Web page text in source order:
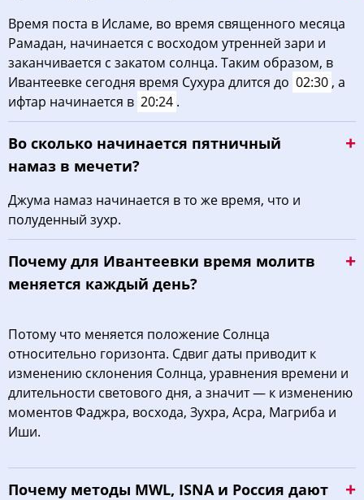
Время поста в Исламе, во время священного месяца
Рамадан, начинается с восходом утренней зари и
заканчивается с закатом солнца. Таким образом, в
Ивантеевке сегодня время Сухура длится до 02:30 , а
ифтар начинается в 20:24 .
Во сколько начинается пятничный
намаз в мечети?
Джума намаз начинается в то же время, что и
полуденный зухр.
Почему для Ивантеевки время молитв
меняется каждый день?
Потому что меняется положение Солнца
относительно горизонта. Сдвиг даты приводит к
изменению склонения Солнца, уравнения времени и
длительности светового дня, а значит — к изменению
моментов Фаджра, восхода, Зухра, Асра, Магриба и
Иши.
Почему методы MWL, ISNA и Россия дают